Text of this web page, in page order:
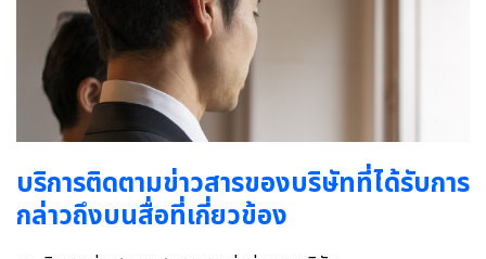
บริการติดตามข่าวสารของบริษัทที่ได้รับการ
กล่าวถึงบนสื่อที่เกี่ยวข้อง